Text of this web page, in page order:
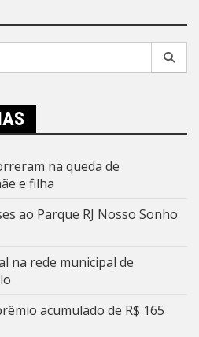
na queda de
e filha
ao Parque RJ Nosso Sonho
na rede municipal de
acumulado de R$ 165